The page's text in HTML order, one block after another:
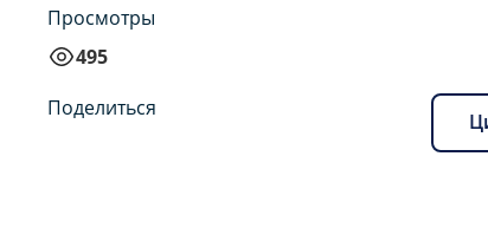
Просмотры
495
Поделиться